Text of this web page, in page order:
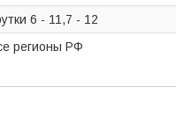
6 - 11,7 - 12
регионы РФ